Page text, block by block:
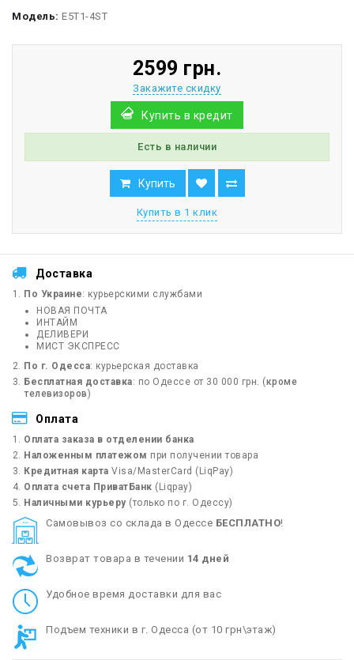
Модель: E5T1-4ST
2599 грн.
Закажите скидку
Купить в кредит
Есть в наличии
Купить
Купить в 1 клик
Доставка
По Украине: курьерскими службами
НОВАЯ ПОЧТА
ИНТАЙМ
ДЕЛИВЕРИ
МИСТ ЭКСПРЕСС
По г. Одесса: курьерская доставка
Бесплатная доставка: по Одессе от 30 000 грн. (кроме
телевизоров)
Оплата
Оплата заказа в отделении банка
Наложенным платежом при получении товара
Кредитная карта Visa/MasterCard (LiqPay)
Оплата счета ПриватБанк (Liqpay)
Наличными курьеру(только по г. Одессу)
Cамовывоз со склада в Одессе БЕСПЛАТНО!
Возврат товара в течении 14 дней
Удобное время доставки для вас
Подъем техники в г. Одесса (от 10 грн\этаж)